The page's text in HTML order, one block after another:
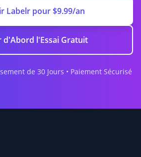
Labelr pour $9.99/an
d'Abord l'Essai Gratuit
de 30 Jours • Paiement Sécurisé